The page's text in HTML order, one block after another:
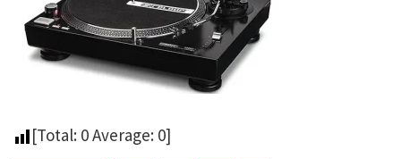
[Total: 0Average: 0]